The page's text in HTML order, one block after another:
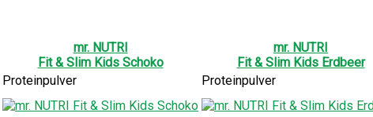
mr. NUTRI
Fit & Slim Kids Schoko
mr. NUTRI
Fit & Slim Kids Erdbeer
Proteinpulver
Proteinpulver